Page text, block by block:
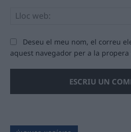
Deseu el meu nom, el correu
aquest navegador per a la